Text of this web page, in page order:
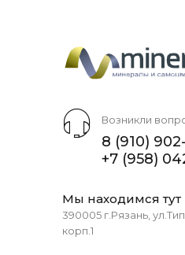
Возникли
8 (910)
+7 (958)
Мы находимся тут
390005 г.Рязань,
корп.1